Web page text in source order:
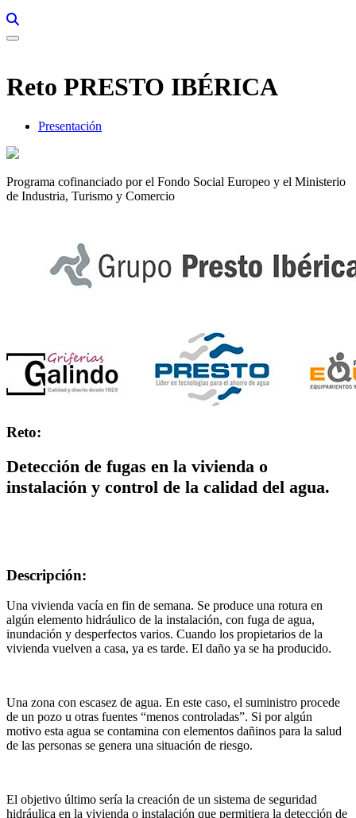
Reto PRESTO IBÉRICA
Presentación
Programa cofinanciado por el Fondo Social Europeo y el Ministerio
de Industria, Turismo y Comercio
Reto:
Detección de fugas en la vivienda o
instalación y control de la calidad del agua.
Descripción:
Una vivienda vacía en fin de semana. Se produce una rotura en
algún elemento hidráulico de la instalación, con fuga de agua,
inundación y desperfectos varios. Cuando los propietarios de la
vivienda vuelven a casa, ya es tarde. El daño ya se ha producido.
Una zona con escasez de agua. En este caso, el suministro procede
de un pozo u otras fuentes “menos controladas”. Si por algún
motivo esta agua se contamina con elementos dañinos para la salud
de las personas se genera una situación de riesgo.
El objetivo último sería la creación de un sistema de seguridad
hidráulica en la vivienda o instalación que permitiera la detección de